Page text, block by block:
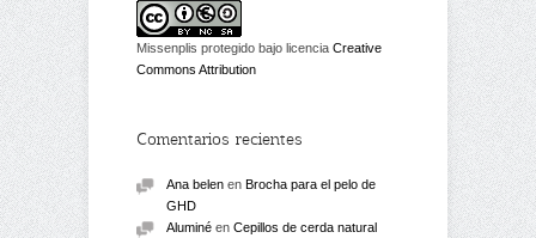
Missenplis protegido bajo licencia Creative
Commons Attribution
Comentarios recientes
Ana belen en Brocha para el pelo de
GHD
Aluminé en Cepillos de cerda natural